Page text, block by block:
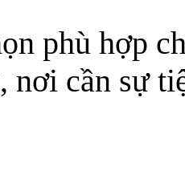
phù hợp
nơi cần sự